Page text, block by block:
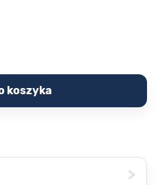
koszyka
>